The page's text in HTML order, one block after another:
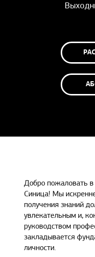
Добро пожаловать в
Синица! Мы
получения знаний
увлекательным и,
руководством
закладывается
личности.